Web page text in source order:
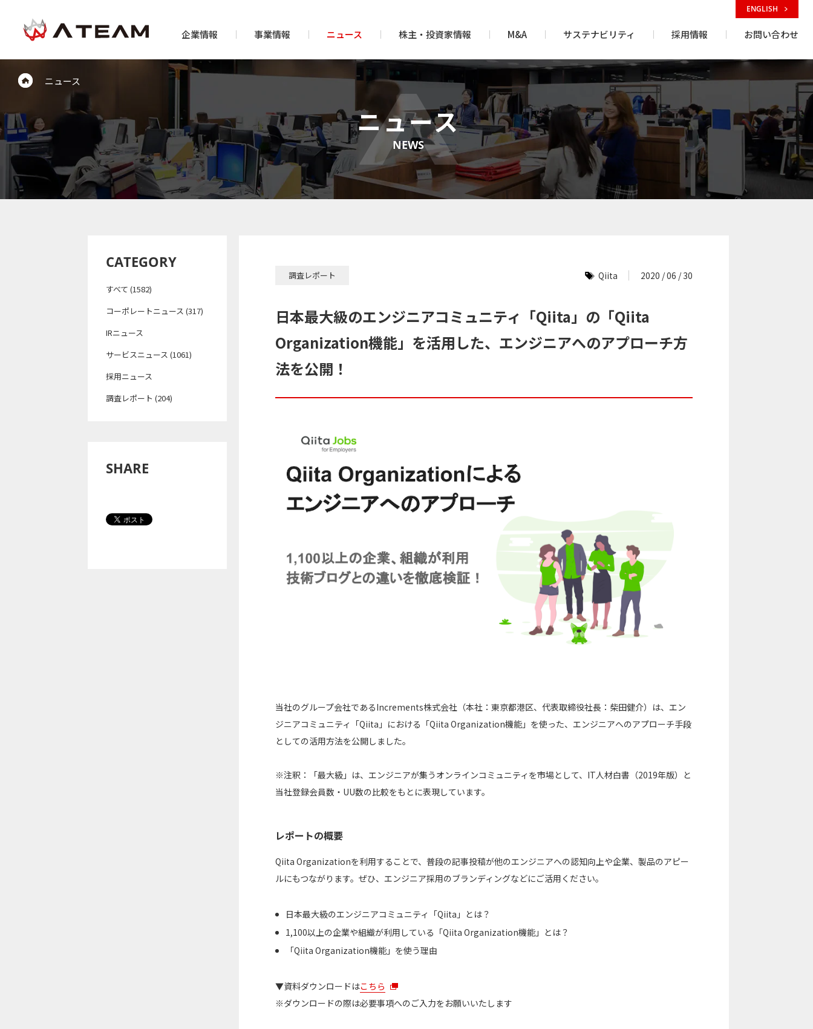
企業情報 事業情報 ニュース 株主・投資家情報 M&A サステナビリティ 採用情報 お問い合わせ
ENGLISH
ニュース
ニュース
NEWS
CATEGORY
すべて (1582)
コーポレートニュース (317)
IRニュース
サービスニュース (1061)
採用ニュース
調査レポート (204)
SHARE
調査レポート Qiita 2020 / 06 / 30
日本最大級のエンジニアコミュニティ「Qiita」の「Qiita
Organization機能」を活用した、エンジニアへのアプローチ方
法を公開！
当社のグループ会社であるIncrements株式会社（本社：東京都港区、代表取締役社長：柴田健介）は、エン
ジニアコミュニティ「Qiita」における「Qiita Organization機能」を使った、エンジニアへのアプローチ手段
としての活用方法を公開しました。
※注釈：「最大級」は、エンジニアが集うオンラインコミュニティを市場として、IT人材白書（2019年版）と
当社登録会員数・UU数の比較をもとに表現しています。
レポートの概要
Qiita Organizationを利用することで、普段の記事投稿が他のエンジニアへの認知向上や企業、製品のアピー
ルにもつながります。ぜひ、エンジニア採用のブランディングなどにご活用ください。
日本最大級のエンジニアコミュニティ「Qiita」とは？
1,100以上の企業や組織が利用している「Qiita Organization機能」とは？
「Qiita Organization機能」を使う理由
▼資料ダウンロードはこちら
※ダウンロードの際は必要事項へのご入力をお願いいたします